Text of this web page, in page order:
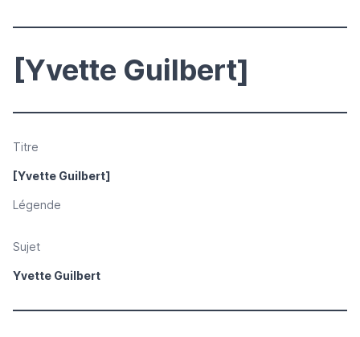
[Yvette Guilbert]
Titre
[Yvette Guilbert]
Légende
Sujet
Yvette Guilbert